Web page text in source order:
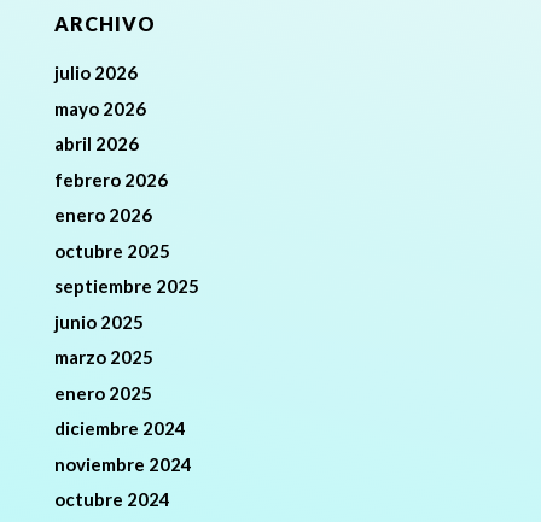
ARCHIVO
julio 2026
mayo 2026
abril 2026
febrero 2026
enero 2026
octubre 2025
septiembre 2025
junio 2025
marzo 2025
enero 2025
diciembre 2024
noviembre 2024
octubre 2024